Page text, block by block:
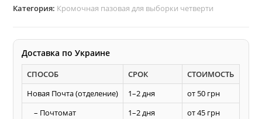
AКУЛА
d8
выборки
четверти
Категория: Кромочная пазовая для выборки четверти
Доставка по Украине
СПОСОБ СРОК
СТОИМОСТЬ
Новая Почта (отделение)
1–2 дня
от 50 грн
– Почтомат
1–2 дня
от 45 грн